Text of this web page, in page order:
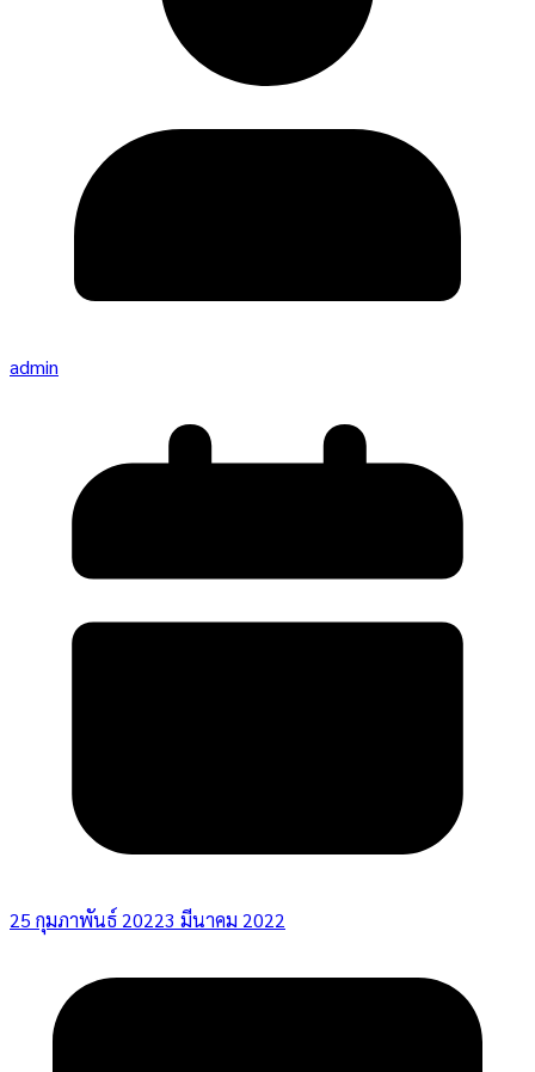
admin
25 กุมภาพันธ์ 20223 มีนาคม 2022